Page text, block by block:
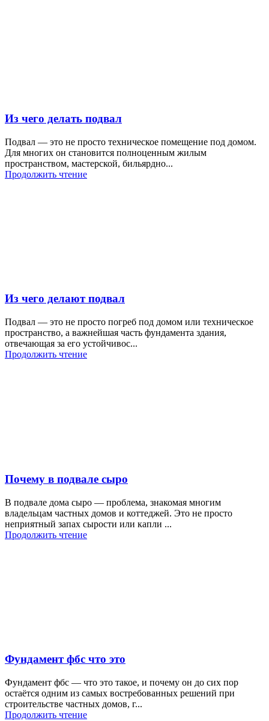
Из чего делать подвал
Подвал — это не просто техническое помещение под домом.
Для многих он становится полноценным жилым
пространством, мастерской, бильярдно...
Продолжить чтение
Из чего делают подвал
Подвал — это не просто погреб под домом или техническое
пространство, а важнейшая часть фундамента здания,
отвечающая за его устойчивос...
Продолжить чтение
Почему в подвале сыро
В подвале дома сыро — проблема, знакомая многим
владельцам частных домов и коттеджей. Это не просто
неприятный запах сырости или капли ...
Продолжить чтение
Фундамент фбс что это
Фундамент фбс — что это такое, и почему он до сих пор
остаётся одним из самых востребованных решений при
строительстве частных домов, г...
Продолжить чтение